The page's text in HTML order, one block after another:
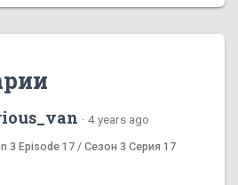
· 4 years ago
3 Episode 17 / Сезон 3 Серия 17